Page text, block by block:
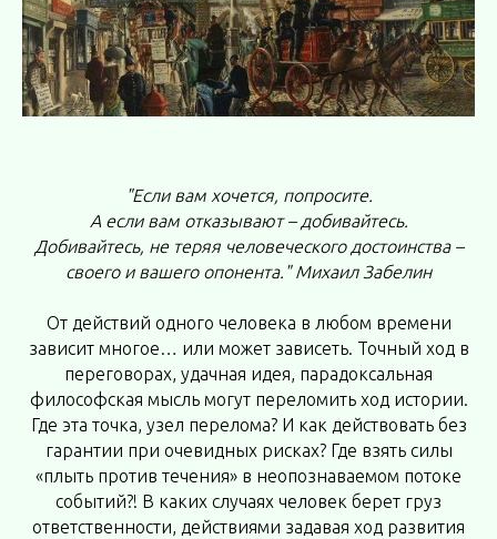
"Если вам хочется, попросите.
А если вам отказывают – добивайтесь.
Добивайтесь, не теряя человеческого достоинства –
своего и вашего опонента." Михаил Забелин
От действий одного человека в любом времени
зависит многое… или может зависеть. Точный ход в
переговорах, удачная идея, парадоксальная
философская мысль могут переломить ход истории.
Где эта точка, узел перелома? И как действовать без
гарантии при очевидных рисках? Где взять силы
«плыть против течения» в неопознаваемом потоке
событий?! В каких случаях человек берет груз
ответственности, действиями задавая ход развития